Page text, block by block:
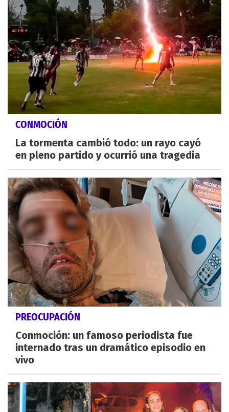
CONMOCIÓN
La tormenta cambió todo: un rayo cayó
en pleno partido y ocurrió una tragedia
PREOCUPACIÓN
Conmoción: un famoso periodista fue
internado tras un dramático episodio en
vivo